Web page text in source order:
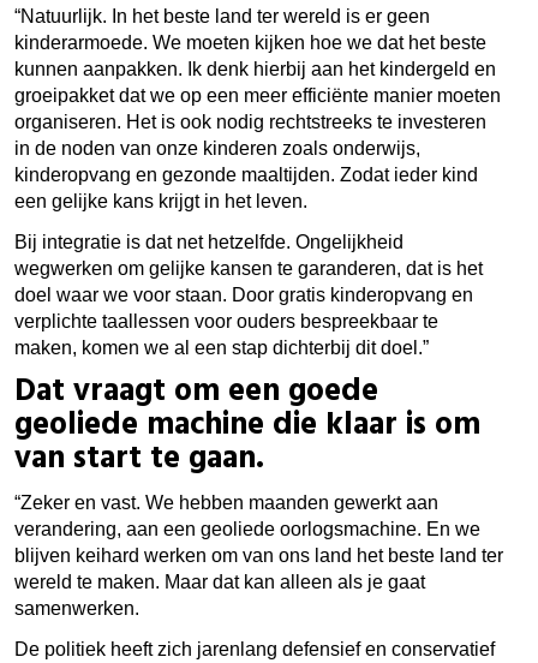
“Natuurlijk. In het beste land ter wereld is er geen
kinderarmoede. We moeten kijken hoe we dat het beste
kunnen aanpakken. Ik denk hierbij aan het kindergeld en
groeipakket dat we op een meer efficiënte manier moeten
organiseren. Het is ook nodig rechtstreeks te investeren
in de noden van onze kinderen zoals onderwijs,
kinderopvang en gezonde maaltijden. Zodat ieder kind
een gelijke kans krijgt in het leven.
Bij integratie is dat net hetzelfde. Ongelijkheid
wegwerken om gelijke kansen te garanderen, dat is het
doel waar we voor staan. Door gratis kinderopvang en
verplichte taallessen voor ouders bespreekbaar te
maken, komen we al een stap dichterbij dit doel.”
Dat vraagt om een goede
geoliede machine die klaar is om
van start te gaan.
“Zeker en vast. We hebben maanden gewerkt aan
verandering, aan een geoliede oorlogsmachine. En we
blijven keihard werken om van ons land het beste land ter
wereld te maken. Maar dat kan alleen als je gaat
samenwerken.
De politiek heeft zich jarenlang defensief en conservatief